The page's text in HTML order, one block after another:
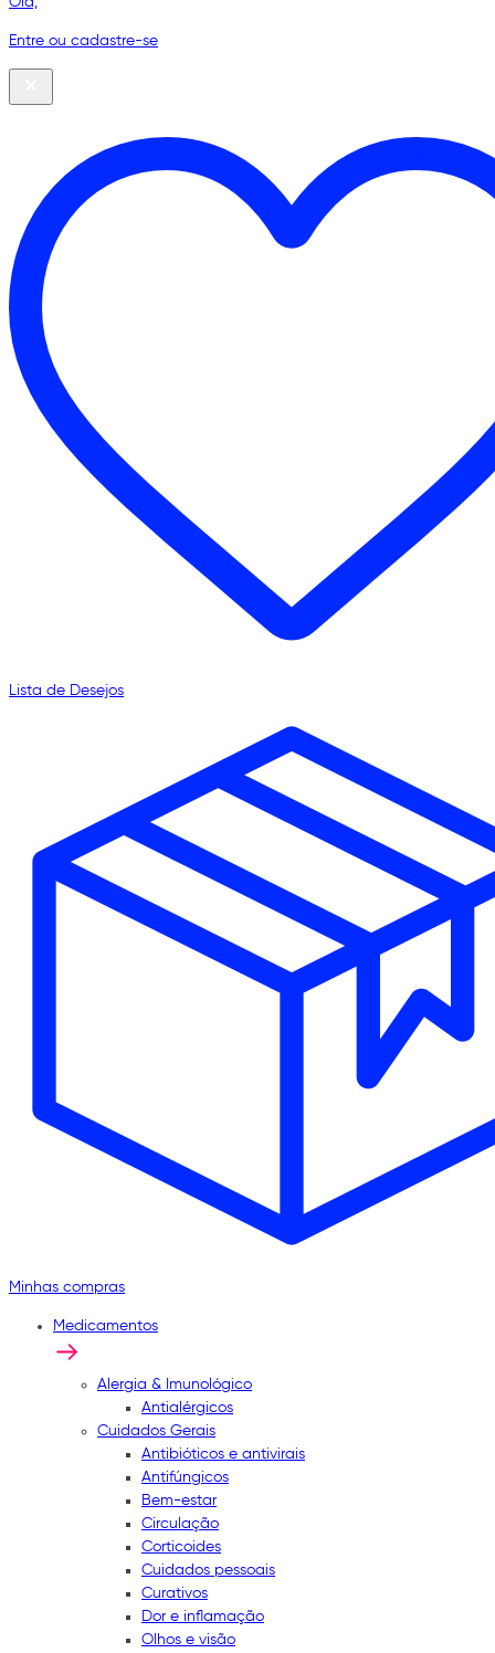
Entre ou cadastre-se
Lista de Desejos
Minhas compras
Medicamentos
Alergia & Imunológico
Antialérgicos
Cuidados Gerais
Antibióticos e antivirais
Antifúngicos
Bem-estar
Circulação
Corticoides
Cuidados pessoais
Curativos
Dor e inflamação
Olhos e visão